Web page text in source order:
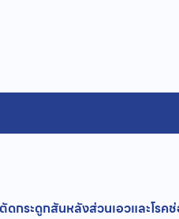
กระดูกสันหลังส่วนเอวและโรค